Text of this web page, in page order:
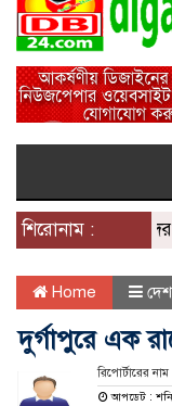
শিরোনাম :শিক্ষার্থীদের
Home
দুর্গাপুরে এক
রিপোর্টারের নাম
আপডেট :